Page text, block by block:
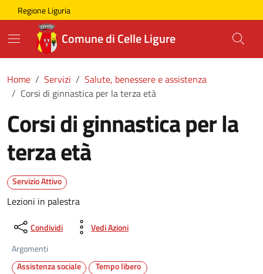
Skip to main content
Comune di Celle Ligure
Regione Liguria
Comune di Celle Ligure
Home Servizi
Salute, benessere e assistenza
Corsi di ginnastica per la terza età
Corsi di ginnastica per la
terza età
Servizio Attivo
Lezioni in palestra
Condividi
Vedi Azioni
Argomenti
Assistenza sociale
Tempo libero